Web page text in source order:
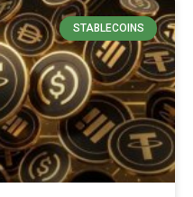
STABLECOINS